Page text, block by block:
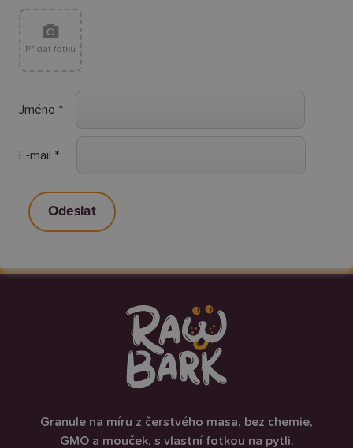
Přidat fotku
Jméno *
E-mail *
Granule na míru z čerstvého masa, bez chemie,
GMO a mouček, s vlastní fotkou na pytli.